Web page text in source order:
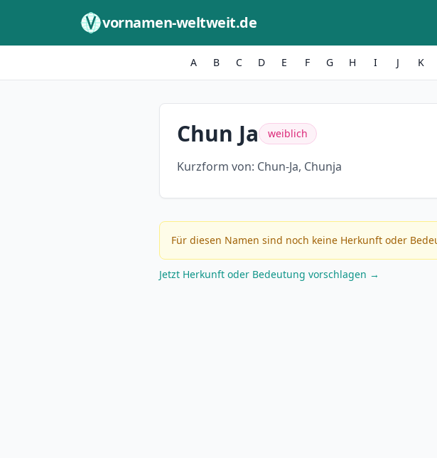
vornamen-weltweit.de
A B C D E F G H I J K
Chun Ja weiblich
Kurzform von: Chun-Ja, Chunja
Für diesen Namen sind noch keine Herkunft oder
Jetzt Herkunft oder Bedeutung vorschlagen →